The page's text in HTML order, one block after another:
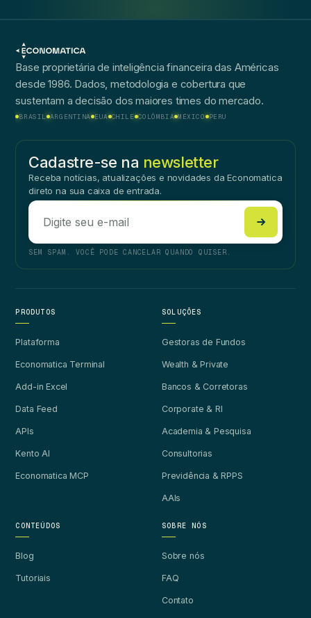
Base proprietária de inteligência financeira das Américas
desde 1986. Dados, metodologia e cobertura que
sustentam a decisão dos maiores times do mercado.
BRASIL ARGENTINA EUA CHILE COLÔMBIA MÉXICO PERU
Cadastre-se na newsletter
Receba notícias, atualizações e novidades da Economatica
direto na sua caixa de entrada.
SEM SPAM. VOCÊ PODE CANCELAR QUANDO QUISER.
PRODUTOS
Plataforma
Economatica Terminal
Add-in Excel
Data Feed
APIs
Kento AI
Economatica MCP
SOLUÇÕES
Gestoras de Fundos
Wealth & Private
Bancos & Corretoras
Corporate & RI
Academia & Pesquisa
Consultorias
Previdência & RPPS
AAIs
CONTEÚDOS
Blog
Tutoriais
SOBRE NÓS
Sobre nós
FAQ
Contato